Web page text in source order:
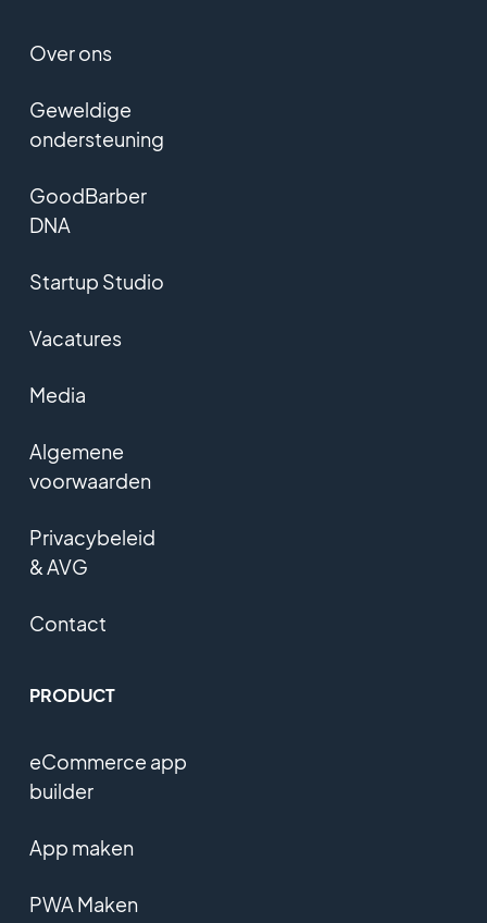
Over ons
Geweldige
ondersteuning
GoodBarber
DNA
Startup Studio
Vacatures
Media
Algemene
voorwaarden
Privacybeleid
& AVG
Contact
PRODUCT
eCommerce app
builder
App maken
PWA Maken